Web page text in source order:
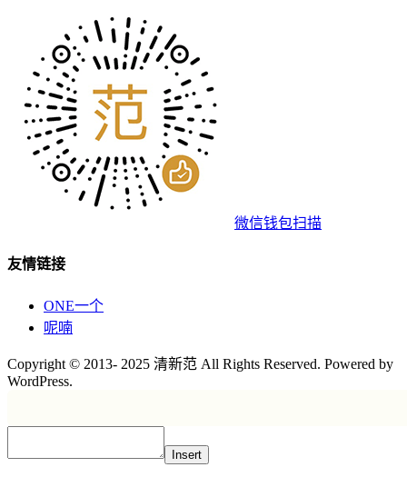
微信钱包扫描
友情链接
ONE一个
呢喃
Copyright © 2013- 2025 清新范 All Rights Reserved. Powered by
WordPress.
Insert